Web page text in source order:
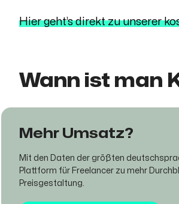
Hier geht’s direkt zu unserer
Wann ist man
Mehr Umsatz?
Mit den Daten der größten
Plattform für Freelancer zu mehr
Preisgestaltung.